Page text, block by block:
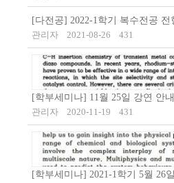
[다전공] 2022-1학기 복수전공 전
관리자
2021-08-26 431
[학부세미나] 11월 25일 강연 안내
관리자
2020-11-19 431
[학부세미나] 2021-1학기 5월 26